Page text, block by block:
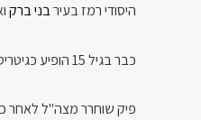
היסודי רמז בעירבני ברק
כבר בגיל 15 הופיע כגיטריסט, קלידן וזמר בלהקות "טלסטאר", "השמנים והרזים" ו"השוקולדה", לאחר שהושפע עמוקות מלהקות הרוק של התקופה – הבי ג'יז, הביטלס, הרולינג סטונז והביץ' בויז.
פיק שוחרר מצה"ל לאחר